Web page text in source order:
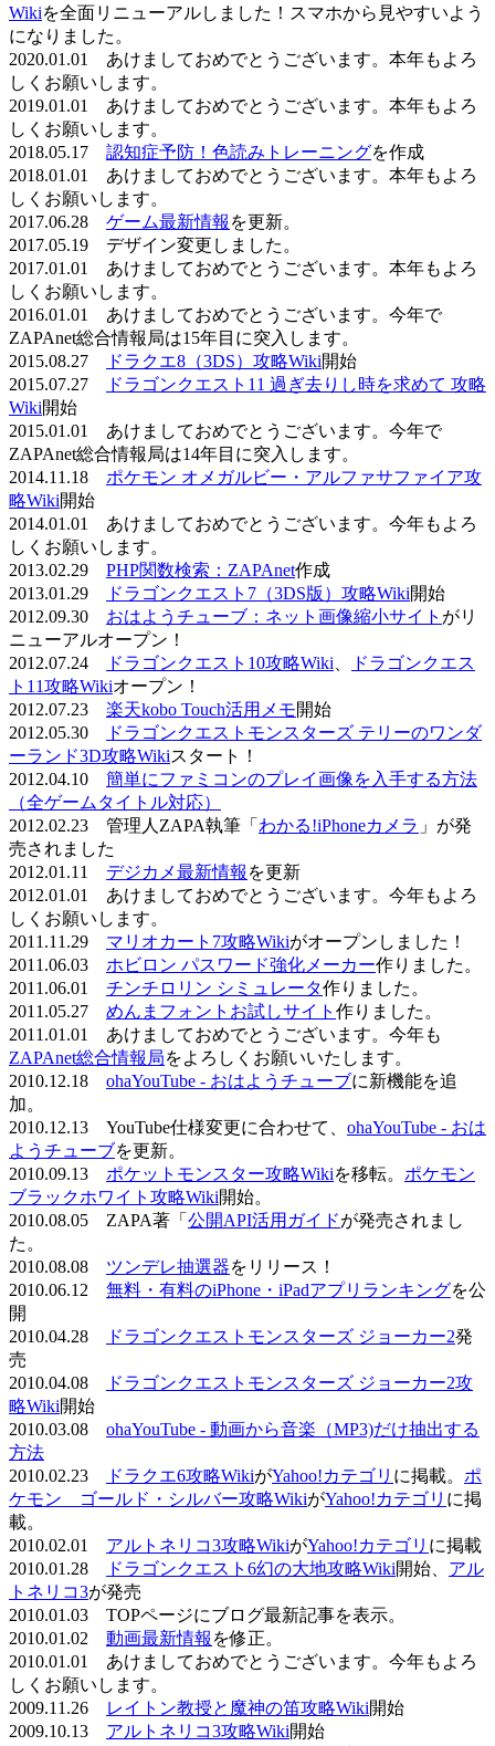
Wikiを全面リニューアルしました！スマホから見やすいよう
になりました。
2020.01.01 あけましておめでとうございます。本年もよろ
しくお願いします。
2019.01.01 あけましておめでとうございます。本年もよろ
しくお願いします。
2018.05.17 認知症予防！色読みトレーニングを作成
2018.01.01 あけましておめでとうございます。本年もよろ
しくお願いします。
2017.06.28 ゲーム最新情報 を更新。
2017.05.19 デザイン変更しました。
2017.01.01 あけましておめでとうございます。本年もよろ
しくお願いします。
2016.01.01 あけましておめでとうございます。今年で
ZAPAnet総合情報局は15年目に突入します。
2015.08.27
ドラクエ8（3DS）攻略Wiki開始
2015.07.27
ドラゴンクエスト11 過ぎ去りし時を求めて 攻略
Wiki開始
2015.01.01 あけましておめでとうございます。今年で
ZAPAnet総合情報局は14年目に突入します。
2014.11.18 ポケモン オメガルビー・アルファサファイア攻
略Wiki開始
2014.01.01 あけましておめでとうございます。今年もよろ
しくお願いします。
2013.02.29 PHP関数検索：ZAPAnet作成
2013.01.29
ドラゴンクエスト7（3DS版）攻略Wiki開始
2012.09.30 おはようチューブ：ネット画像縮小サイト がリ
ニューアルオープン！
2012.07.24
ドラゴンクエスト10攻略Wiki
ドラゴンクエス
ト11攻略Wikiオープン！
2012.07.23 楽天kobo Touch活用メモ開始
2012.05.30
ドラゴンクエストモンスターズ テリーのワンダ
ーランド3D攻略Wikiスタート！
2012.04.10 簡単にファミコンのプレイ画像を入手する方法
（全ゲームタイトル対応）
2012.02.23 管理人ZAPA執筆「 わかる!iPhoneカメラ 」が発
売されました
2012.01.11 デジカメ最新情報 を更新
2012.01.01 あけましておめでとうございます。今年もよろ
しくお願いします。
2011.11.29 マリオカート7攻略Wikiがオープンしました！
2011.06.03 ホビロン パスワード強化メーカー作りました。
2011.06.01 チンチロリン シミュレータ作りました。
2011.05.27 めんまフォントお試しサイト 作りました。
2011.01.01 あけましておめでとうございます。今年も
ZAPAnet総合情報局をよろしくお願いいたします。
2010.12.18 ohaYouTube - おはようチューブに新機能を追
加。
2010.12.13 YouTube仕様変更に合わせて、 ohaYouTube - おは
ようチューブを更新。
2010.09.13 ポケットモンスター攻略Wikiを移転。 ポケモン
ブラックホワイト攻略Wiki開始。
2010.08.05 ZAPA著「 公開API活用ガイドが発売されまし
た。
2010.08.08 ツンデレ抽選器をリリース！
2010.06.12 無料・有料のiPhone・iPadアプリランキングを公
開
2010.04.28
ドラゴンクエストモンスターズ ジョーカー2発
売
2010.04.08
ドラゴンクエストモンスターズ ジョーカー2攻
略Wiki開始
2010.03.08 ohaYouTube - 動画から音楽（MP3)だけ抽出する
方法
2010.02.23
ドラクエ6攻略WikiがYahoo!カテゴリ に掲載。 ポ
ケモン ゴールド・シルバー攻略WikiがYahoo!カテゴリ に掲
載。
2010.02.01 アルトネリコ3攻略WikiがYahoo!カテゴリ に掲載
2010.01.28
ドラゴンクエスト6幻の大地攻略Wiki開始、 アル
トネリコ3が発売
2010.01.03 TOPページにブログ最新記事を表示。
2010.01.02 動画最新情報 を修正。
2010.01.01 あけましておめでとうございます。今年もよろ
しくお願いします。
2009.11.26
レイトン教授と魔神の笛攻略Wiki開始
2009.10.13 アルトネリコ3攻略Wiki開始